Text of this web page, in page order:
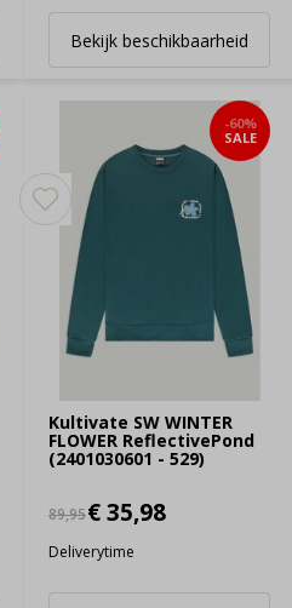
Bekijk beschikbaarheid
Kultivate SW WINTER
FLOWER ReflectivePond
(2401030601 - 529)
-60%
SALE
89,95€ 35,98
Deliverytime